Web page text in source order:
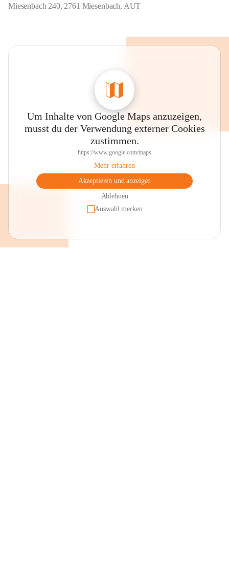
Miesenbach 240, 2761 Miesenbach, AUT
Um Inhalte von Google Maps anzuzeigen,
musst du der Verwendung externer Cookies
zustimmen.
https://www.google.com/maps
Mehr erfahren
Akzeptieren und anzeigen
Ablehnen
Auswahl merken